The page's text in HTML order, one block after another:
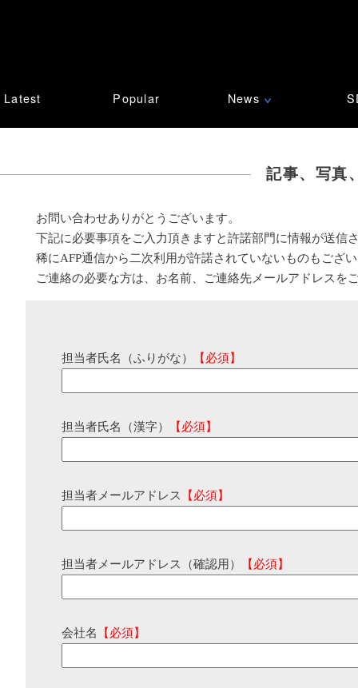
Latest Popular News ∨
記事、写真
お問い合わせありがとうございます。
下記に必要事項をご入力頂きますと許諾部門に情報が送信
稀にAFP通信から二次利用が許諾されていないものもござ
ご連絡の必要な方は、お名前、ご連絡先メールアドレスを
担当者氏名（ふりがな） 【必須】
担当者氏名（漢字） 【必須】
担当者メールアドレス 【必須】
担当者メールアドレス（確認用） 【必須】
会社名 【必須】